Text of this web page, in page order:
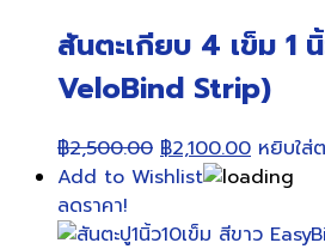
สันตะเกียบ 4 เข็ม 1
VeloBind Strip)
฿2,500.00 Original
price
฿2,500.00.
฿2,100.00Current
price
฿
หยิบใส่
Add to Wishlist
ลดราคา!